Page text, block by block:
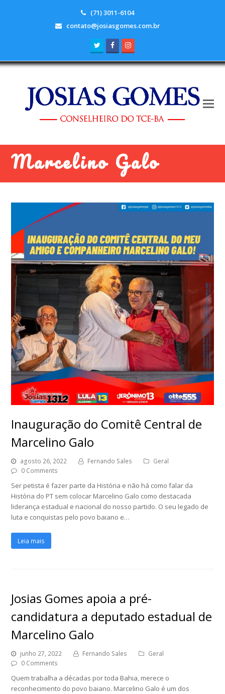
(71) 3011-6104
contato@josiasgomes.com.br
TwitterFacebook
Marcelino Galo
Inauguração do Comitê Central de
Marcelino Galo
agosto 26, 2022 Fernando Sales
Geral
0 Comments
Ser petista é fazer parte da História e não há como falar da
História do PT sem colocar Marcelino Galo como destacada
liderança estadual e nacional do nosso partido. O seu legado de
luta e conquistas pelo povo baiano e…
Leia mais
Josias Gomes apoia a pré-
candidatura a deputado estadual de
Marcelino Galo
junho 27, 2022 Fernando Sales
Geral
0 Comments
Quem trabalha a décadas por toda Bahia, merece o
reconhecimento do povo baiano. Marcelino Galo é um dos